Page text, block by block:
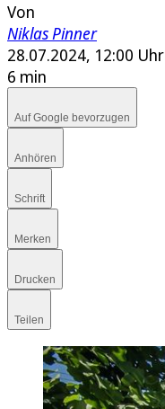
Von
Niklas Pinner
28.07.2024, 12:00 Uhr
6 min
Auf Google bevorzugen
Anhören
Schrift
Merken
Drucken
Teilen